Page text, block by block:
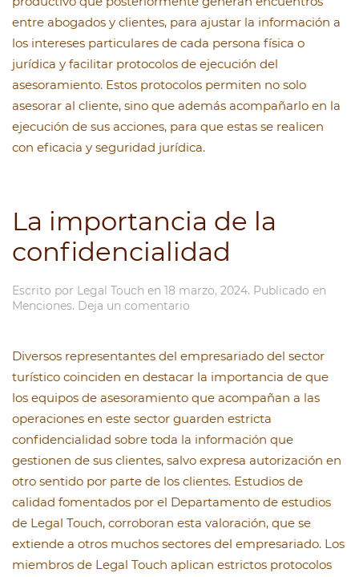
entre abogados y clientes, para ajustar la información a
los intereses particulares de cada persona física o
jurídica y facilitar protocolos de ejecución del
asesoramiento. Estos protocolos permiten no solo
asesorar al cliente, sino que además acompañarlo en la
ejecución de sus acciones, para que estas se realicen
con eficacia y seguridad jurídica.
La importancia de la
confidencialidad
Escrito por Legal Touch en 18 marzo, 2024. Publicado en
Menciones. Deja un comentario
Diversos representantes del empresariado del sector
turístico coinciden en destacar la importancia de que
los equipos de asesoramiento que acompañan a las
operaciones en este sector guarden estricta
confidencialidad sobre toda la información que
gestionen de sus clientes, salvo expresa autorización en
otro sentido por parte de los clientes. Estudios de
calidad fomentados por el Departamento de estudios
de Legal Touch, corroboran esta valoración, que se
extiende a otros muchos sectores del empresariado. Los
miembros de Legal Touch aplican estrictos protocolos